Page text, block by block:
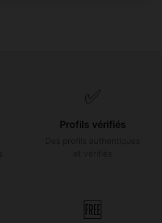
✅
Profils vérifiés
🆓